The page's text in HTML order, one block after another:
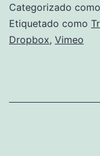
Categorizado como
Etiquetado como
Dropbox, Vimeo